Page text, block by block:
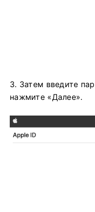
3. Затем введите
нажмите «Далее».